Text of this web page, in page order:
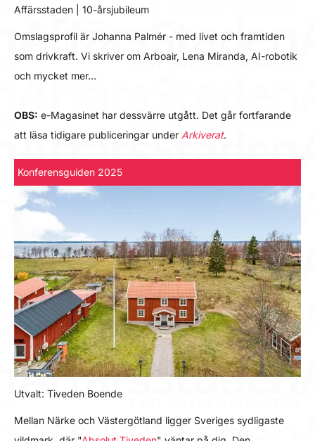
Affärsstaden | 10-årsjubileum
Omslagsprofil är Johanna Palmér - med livet och framtiden
som drivkraft. Vi skriver om Arboair, Lena Miranda, AI-robotik
och mycket mer…
OBS: e-Magasinet har dessvärre utgått. Det går fortfarande
att läsa tidigare publiceringar under Arkiverat.
Konferensguiden 2025
Utvalt: Tiveden Boende
Mellan Närke och Västergötland ligger Sveriges sydligaste